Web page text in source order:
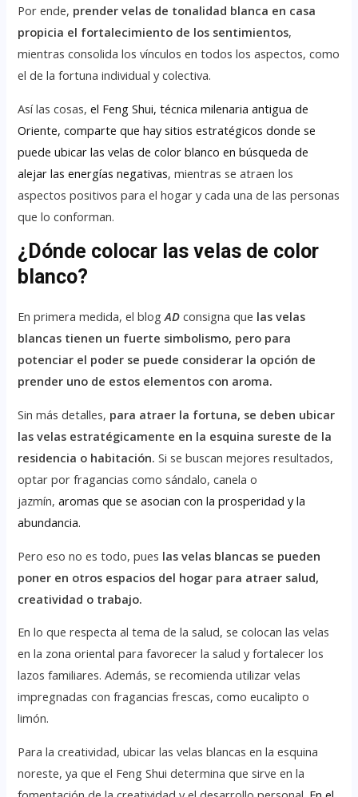
Por ende, prender velas de tonalidad blanca en casa
propicia el fortalecimiento de los sentimientos,
mientras consolida los vínculos en todos los aspectos, como
el de la fortuna individual y colectiva.
Así las cosas, el Feng Shui, técnica milenaria antigua de
Oriente, comparte que hay sitios estratégicos donde se
puede ubicar las velas de color blanco en búsqueda de
alejar las energías negativas, mientras se atraen los
aspectos positivos para el hogar y cada una de las personas
que lo conforman.
¿Dónde colocar las velas de color
blanco?
En primera medida, el blogAD consigna que las velas
blancas tienen un fuerte simbolismo, pero para
potenciar el poder se puede considerar la opción de
prender uno de estos elementos con aroma.
Sin más detalles, para atraer la fortuna, se deben ubicar
las velas estratégicamente en la esquina sureste de la
residencia o habitación.Si se buscan mejores resultados,
optar por fragancias como sándalo, canela o
jazmín,aromas que se asocian con la prosperidad y la
abundancia.
Pero eso no es todo, pues las velas blancas se pueden
poner en otros espacios del hogar para atraer salud,
creatividad o trabajo.
En lo que respecta al tema de la salud, se colocan las velas
en la zona oriental para favorecer la salud y fortalecer los
lazos familiares. Además, se recomienda utilizar velas
impregnadas con fragancias frescas, como eucalipto o
limón.
Para la creatividad, ubicar las velas blancas en la esquina
noreste, ya que el Feng Shui determina que sirve en la